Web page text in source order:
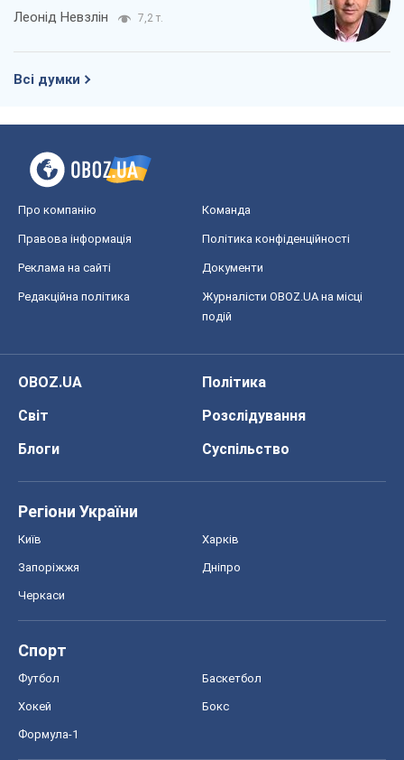
Леонід Невзлін 7,2 т.
Всі думки
Про компанію Команда
Правова інформація Політика конфіденційності
Реклама на сайті Документи
Редакційна політика
Журналісти OBOZ.UA на місці
подій
OBOZ.UA
Політика
Світ
Розслідування
Блоги
Суспільство
Регіони України
Київ Харків
Запоріжжя Дніпро
Черкаси
Спорт
Футбол Баскетбол
Хокей Бокс
Формула-1